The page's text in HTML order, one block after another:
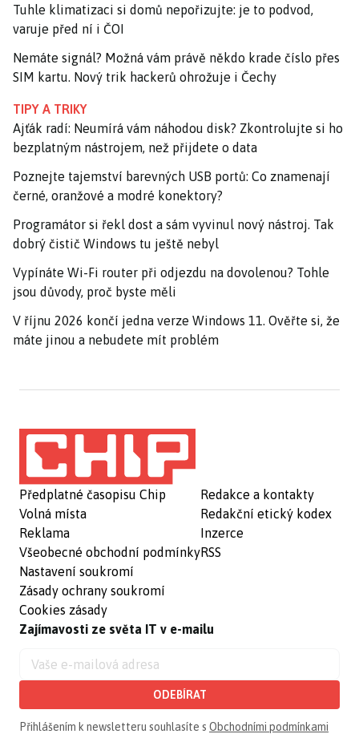
Tuhle klimatizaci si domů nepořizujte: je to podvod,
varuje před ní i ČOI
Nemáte signál? Možná vám právě někdo krade číslo přes
SIM kartu. Nový trik hackerů ohrožuje i Čechy
TIPY A TRIKY
Ajťák radí: Neumírá vám náhodou disk? Zkontrolujte si ho
bezplatným nástrojem, než přijdete o data
Poznejte tajemství barevných USB portů: Co znamenají
černé, oranžové a modré konektory?
Programátor si řekl dost a sám vyvinul nový nástroj. Tak
dobrý čistič Windows tu ještě nebyl
Vypínáte Wi-Fi router při odjezdu na dovolenou? Tohle
jsou důvody, proč byste měli
V říjnu 2026 končí jedna verze Windows 11. Ověřte si, že
máte jinou a nebudete mít problém
Předplatné časopisu Chip
Volná místa
Reklama
Všeobecné obchodní podmínky
Nastavení soukromí
Zásady ochrany soukromí
Cookies zásady
Redakce a kontakty
Redakční etický kodex
Inzerce
RSS
Zajímavosti ze světa IT v e-mailu
ODEBÍRAT
Přihlášením k newsletteru souhlasíte s Obchodními podmínkami